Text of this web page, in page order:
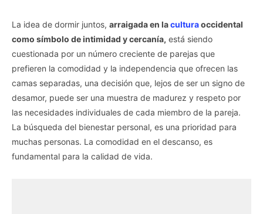
La idea de dormir juntos, arraigada en laculturaoccidental
como símbolo de intimidad y cercanía, está siendo
cuestionada por un número creciente de parejas que
prefieren la comodidad y la independencia que ofrecen las
camas separadas, una decisión que, lejos de ser un signo de
desamor, puede ser una muestra de madurez y respeto por
las necesidades individuales de cada miembro de la pareja.
La búsqueda del bienestar personal, es una prioridad para
muchas personas. La comodidad en el descanso, es
fundamental para la calidad de vida.